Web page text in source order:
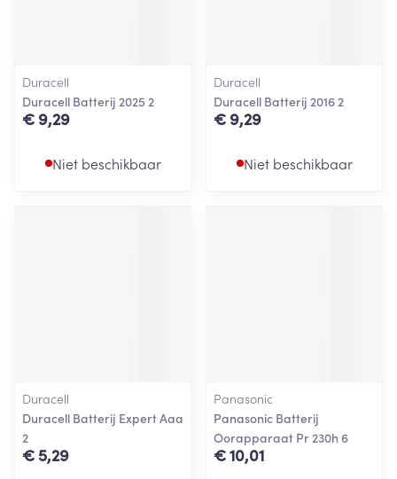
Duracell
Duracell Batterij 2025 2
€ 9,29
Niet beschikbaar
Duracell
Duracell Batterij 2016 2
€ 9,29
Niet beschikbaar
Duracell
Duracell Batterij Expert Aaa
2
€ 5,29
Panasonic
Panasonic Batterij
Oorapparaat Pr 230h 6
€ 10,01